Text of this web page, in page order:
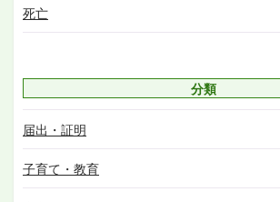
死亡
分類
届出・証明
子育て・教育